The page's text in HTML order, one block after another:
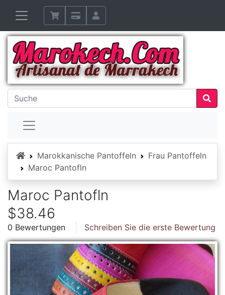
Startseite
Marokkanische Pantoffeln
Frau Pantoffeln
Maroc Pantofln
Maroc Pantofln
$38.46
0 Bewertungen Schreiben Sie die erste Bewertung